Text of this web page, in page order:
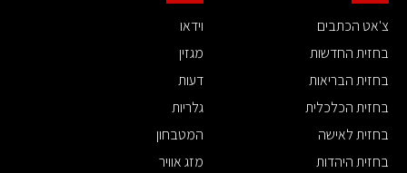
צ'אט הכתבים
בחזית החדשות
בחזית הבריאות
בחזית הכלכלית
בחזית לאישה
בחזית היהדות
וידאו
מגזין
דעות
גלריות
המטבחון
מזג אוויר